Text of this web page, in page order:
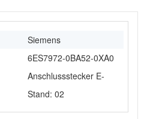
Siemens
6ES7972-0BA52-0XA0
Anschlussstecker E-
Stand: 02